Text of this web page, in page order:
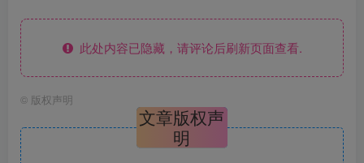
此处内容已隐藏，请评论后刷新页面查看.
© 版权声明
文章版权声
明